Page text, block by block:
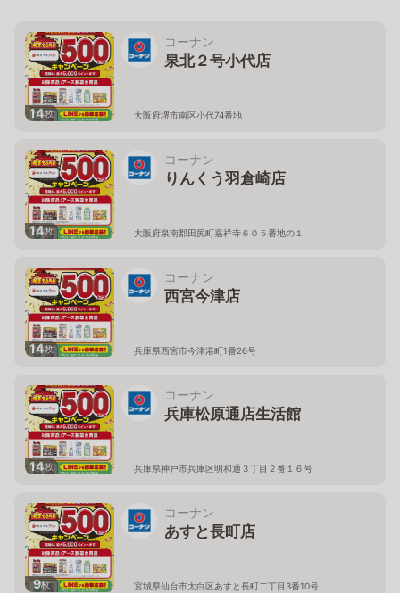
14枚
コーナン
泉北２号小代店
大阪府堺市南区小代74番地
14枚
コーナン
りんくう羽倉崎店
大阪府泉南郡田尻町嘉祥寺６０５番地の１
14枚
コーナン
西宮今津店
兵庫県西宮市今津港町1番26号
14枚
コーナン
兵庫松原通店生活館
兵庫県神戸市兵庫区明和通３丁目２番１６号
9枚
コーナン
あすと長町店
宮城県仙台市太白区あすと長町二丁目3番10号